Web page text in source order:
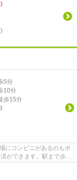
5分
10分
歩15分
にコンビニがあるのもポ
ができます。駅まで歩い